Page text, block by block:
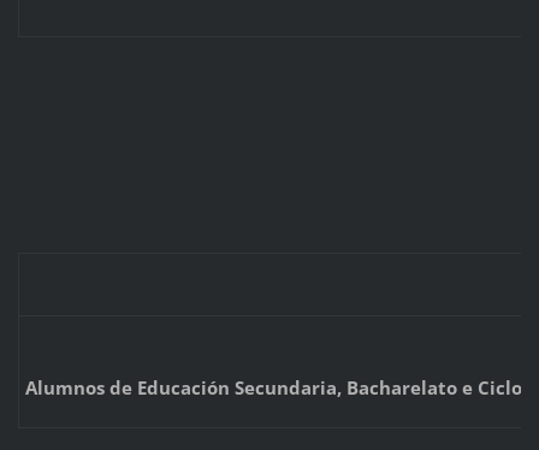
Alumnos de Educación Secundaria, Bacharelato e